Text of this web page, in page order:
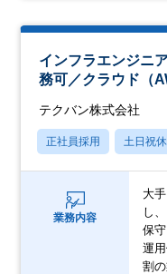
インフラエンジニ
務可／クラウド（
テクバン株式会社
正社員採用 土日祝
業務内容
大
し
保
運
割